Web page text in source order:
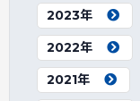
2023年
2022年
2021年